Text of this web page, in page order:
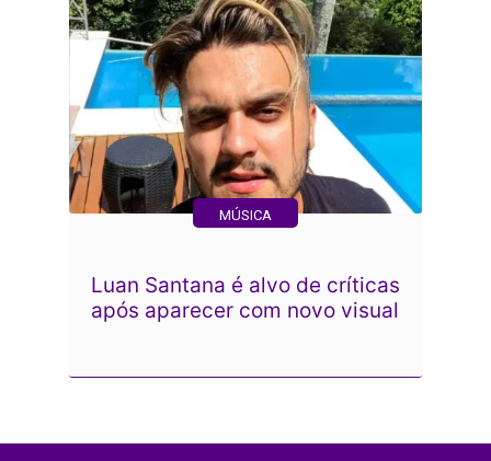
MÚSICA
Luan Santana é alvo de críticas
após aparecer com novo visual